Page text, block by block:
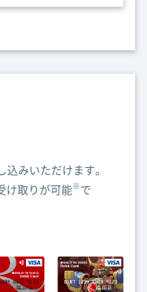
みいただけます。
け取りが可能※で